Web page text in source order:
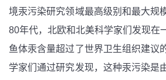
境汞污染研究领域最高级别和最大规
80年代，北欧和北美科学家们发现在
鱼体汞含量超过了世界卫生组织建议
学家们通过研究发现，这种汞污染是